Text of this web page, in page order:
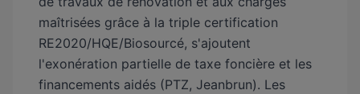
maîtrisées grâce à la triple certification
RE2020/HQE/Biosourcé, s'ajoutent
l'exonération partielle de taxe foncière et les
financements aidés (PTZ, Jeanbrun). Les